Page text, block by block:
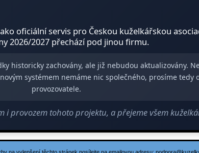
oficiální servis pro Českou kuželkářskou
2026/2027 přechází pod jinou firmu.
historicky zachovány, ale již nebudou aktualizovány.
systémem nemáme nic společného, prosíme tedy
provozovatele.
i provozem tohoto projektu, a přejeme všem